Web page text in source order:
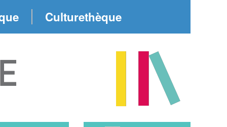
Culturethèque